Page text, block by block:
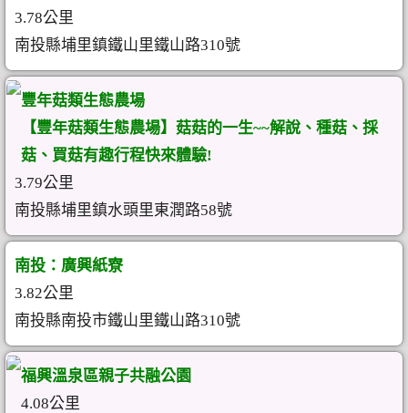
3.78公里
南投縣埔里鎮鐵山里鐵山路310號
豐年菇類生態農場
【豐年菇類生態農場】菇菇的一生~~解說、種菇、採
菇、買菇有趣行程快來體驗!
3.79公里
南投縣埔里鎮水頭里東潤路58號
南投：廣興紙寮
3.82公里
南投縣南投市鐵山里鐵山路310號
福興溫泉區親子共融公園
4.08公里